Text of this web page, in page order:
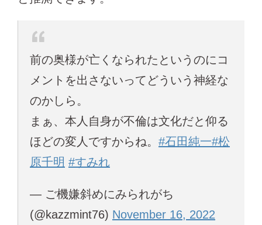
前の奥様が亡くなられたというのにコ
メントを出さないってどういう神経な
のかしら。
まぁ、本人自身が不倫は文化だと仰る
ほどの変人ですからね。 #石田純一#松
原千明 #すみれ
— ご機嫌斜めにみられがち
(@kazzmint76) November 16, 2022